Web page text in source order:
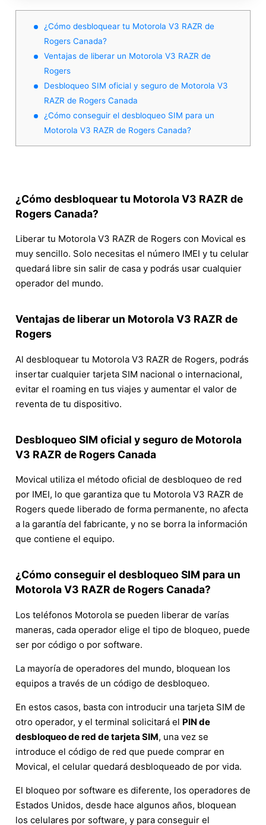
¿Cómo desbloquear tu Motorola V3 RAZR de
Rogers Canada?
Ventajas de liberar un Motorola V3 RAZR de
Rogers
Desbloqueo SIM oficial y seguro de Motorola V3
RAZR de Rogers Canada
¿Cómo conseguir el desbloqueo SIM para un
Motorola V3 RAZR de Rogers Canada?
¿Cómo desbloquear tu Motorola V3 RAZR de
Rogers Canada?
Liberar tu Motorola V3 RAZR de Rogers con Movical es
muy sencillo. Solo necesitas el número IMEI y tu celular
quedará libre sin salir de casa y podrás usar cualquier
operador del mundo.
Ventajas de liberar un Motorola V3 RAZR de
Rogers
Al desbloquear tu Motorola V3 RAZR de Rogers, podrás
insertar cualquier tarjeta SIM nacional o internacional,
evitar el roaming en tus viajes y aumentar el valor de
reventa de tu dispositivo.
Desbloqueo SIM oficial y seguro de Motorola
V3 RAZR de Rogers Canada
Movical utiliza el método oficial de desbloqueo de red
por IMEI, lo que garantiza que tu Motorola V3 RAZR de
Rogers quede liberado de forma permanente, no afecta
a la garantía del fabricante, y no se borra la información
que contiene el equipo.
¿Cómo conseguir el desbloqueo SIM para un
Motorola V3 RAZR de Rogers Canada?
Los teléfonos Motorola se pueden liberar de varías
maneras, cada operador elige el tipo de bloqueo, puede
ser por código o por software.
La mayoría de operadores del mundo, bloquean los
equipos a través de un código de desbloqueo.
En estos casos, basta con introducir una tarjeta SIM de
otro operador, y el terminal solicitará el PIN de
desbloqueo de red de tarjeta SIM, una vez se
introduce el código de red que puede comprar en
Movical, el celular quedará desbloqueado de por vida.
El bloqueo por software es diferente, los operadores de
Estados Unidos, desde hace algunos años, bloquean
los celulares por software, y para conseguir el